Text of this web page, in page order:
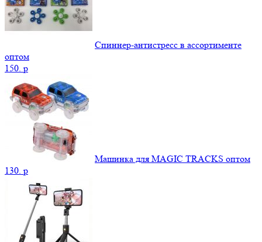
Спиннер-антистресс в ассортименте
оптом
150. p
Машинка для MAGIC TRACKS оптом
130. p